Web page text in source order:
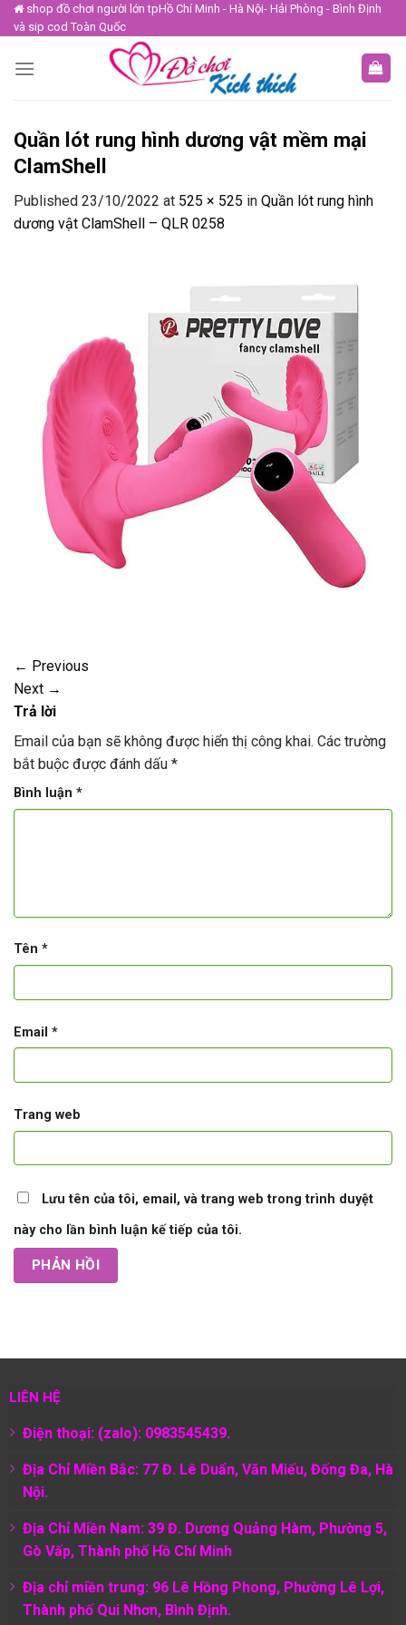
Skip
to
shop đồ chơi người lớn tpHồ Chí Minh - Hà Nội- Hải Phòng - Bình Định
và sip cod Toàn Quốc
Quần lót rung hình dương vật mềm mại
ClamShell
Published 23/10/2022 at 525 × 525 in Quần lót rung hình
dương vật ClamShell – QLR 0258
← Previous
Next →
Trả lời
Email của bạn sẽ không được hiển thị công khai. Các trường
bắt buộc được đánh dấu *
Bình luận *
Tên *
Email *
Trang web
Lưu tên của tôi, email, và trang web trong trình duyệt
này cho lần bình luận kế tiếp của tôi.
LIÊN HỆ
Điện thoại: (zalo): 0983545439.
Địa Chỉ Miền Bắc: 77 Đ. Lê Duẩn, Văn Miếu, Đống Đa, Hà
Nội.
Địa Chỉ Miền Nam: 39 Đ. Dương Quảng Hàm, Phường 5,
Gò Vấp, Thành phố Hồ Chí Minh
Địa chỉ miền trung: 96 Lê Hồng Phong, Phường Lê Lợi,
Thành phố Qui Nhơn, Bình Định.